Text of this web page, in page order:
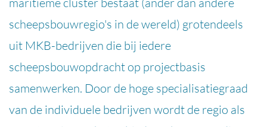
scheepsbouwregio's in de wereld) grotendeels
uit MKB-bedrijven die bij iedere
scheepsbouwopdracht op projectbasis
samenwerken. Door de hoge specialisatiegraad
van de individuele bedrijven wordt de regio als